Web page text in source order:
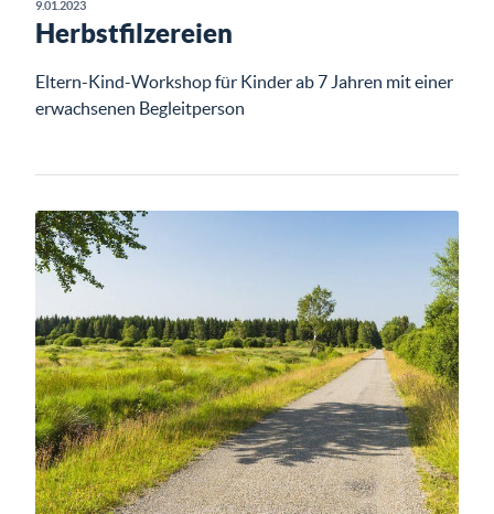
9.01.2023
Herbstfilzereien
Eltern-Kind-Workshop für Kinder ab 7 Jahren mit einer
erwachsenen Begleitperson